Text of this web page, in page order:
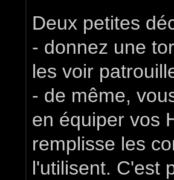
Deux petites
- donnez une
les voir
- de même,
en équiper vos
remplisse les
l'utilisent. C'est